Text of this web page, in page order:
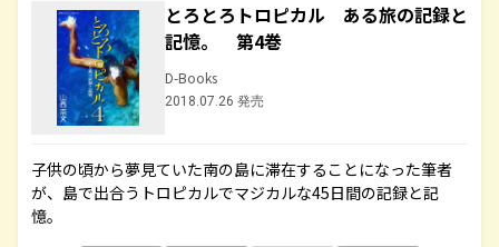
とろとろトロピカル ある旅の記録と
記憶。 第4巻
D-Books
2018.07.26 発売
子供の頃から夢見ていた南の島に滞在することになった筆者
が、島で出合うトロピカルでマジカルな45日間の記録と記
憶。